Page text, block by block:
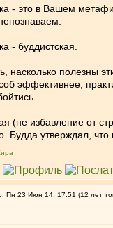
- это в Вашем
- буддистская.
насколько полезны
эффективнее,
(не избавление от
Будда утверждал,
Пн 23 Июн 14, 17:51 (12 лет